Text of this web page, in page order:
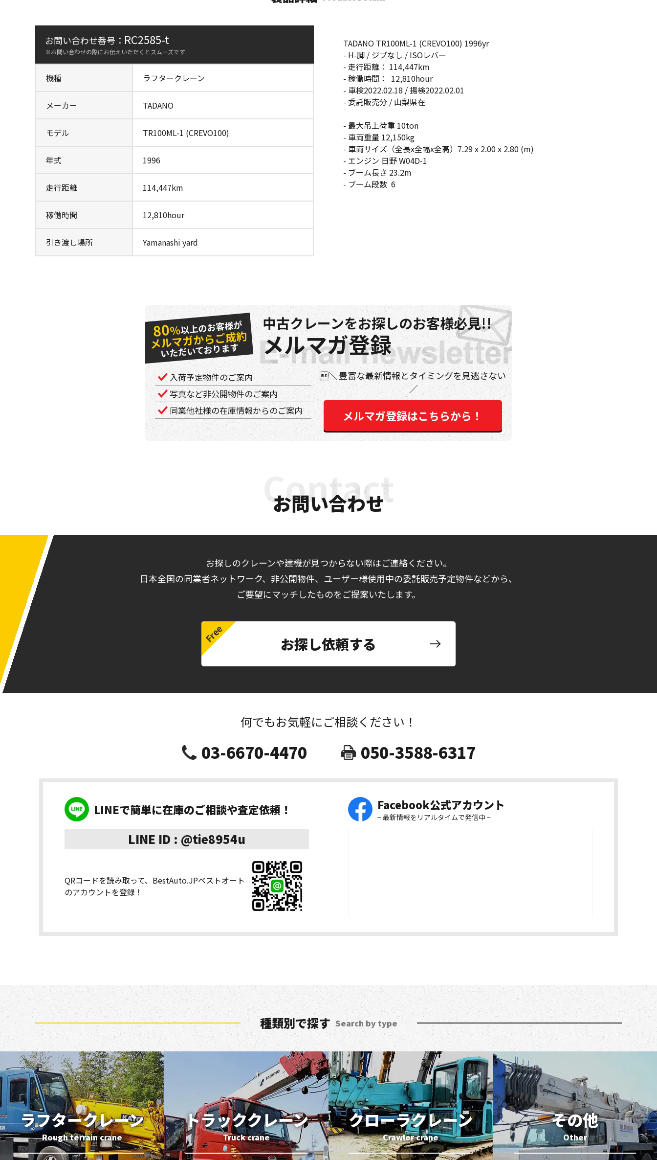
お問い合わせ番号： RC2585-t
※お問い合わせの際にお伝えいただくとスムーズです
機種 ラフタークレーン
メーカー TADANO
モデル TR100ML-1 (CREVO100)
年式 1996
走行距離 114,447km
稼働時間 12,810hour
引き渡し場所 Yamanashi yard
TADANO TR100ML-1 (CREVO100) 1996yr
- H-脚 / ジブなし / ISOレバー
- 走行距離： 114,447km
- 稼働時間： 12,810hour
- 車検2022.02.18 / 揚検2022.02.01
- 委託販売分 / 山梨県在
- 最大吊上荷重 10ton
- 車両重量 12,150kg
- 車両サイズ（全長x全幅x全高）7.29 x 2.00 x 2.80 (m)
- エンジン 日野 W04D-1
- ブーム長さ 23.2m
- ブーム段数 6
80％以上のお客様が
メルマガからご成約
いただいております
中古クレーンをお探しのお客様必見!!
メルマガ登録
入荷予定物件のご案内
写真など非公開物件のご案内
同業他社様の在庫情報からのご案内
豊富な最新情報とタイミングを見逃さない
メルマガ登録はこちらから！
お問い合わせ
お探しのクレーンや建機が見つからない際はご連絡ください。
日本全国の同業者ネットワーク、非公開物件、ユーザー様使用中の委託販売予定物件などから、
ご要望にマッチしたものをご提案いたします。
お探し依頼する
何でもお気軽にご相談ください！
03-6670-4470 050-3588-6317
LINEで簡単に在庫のご相談や査定依頼！
LINE ID : @tie8954u
QRコードを読み取って、BestAuto.JPベストオート
のアカウントを登録！
Facebook公式アカウント
− 最新情報をリアルタイムで発信中 −
種類別で探す Search by type
ラフタークレーン トラッククレーン クローラクレーン その他